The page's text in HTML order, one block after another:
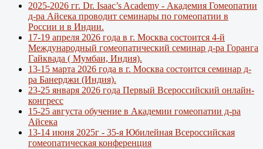
2025-2026 гг. Dr. Isaac’s Academy - Академия Гомеопатии
д-ра Айсека проводит семинары по гомеопатии в
России и в Индии.
17-19 апреля 2026 года в г. Москва состоится 4-й
Международный гомеопатический семинар д-ра Горанга
Гайквада ( Мумбаи, Индия).
13-15 марта 2026 года в г. Москва состоится семинар д-
ра Банерджи (Индия).
23-25 января 2026 года Первый Всероссийский онлайн-
конгресс
15-25 августа обучение в Академии гомеопатии д-ра
Айсека
13-14 июня 2025г - 35-я Юбилейная Всероссийская
гомеопатическая конференция